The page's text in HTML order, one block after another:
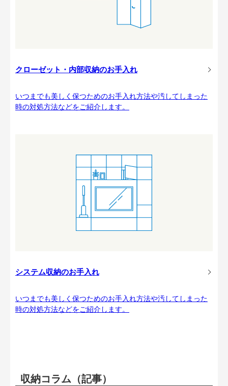
クローゼット・内部収納のお手入れ
いつまでも美しく保つためのお手入れ方法や汚してしまった
時の対処方法などをご紹介します。
システム収納のお手入れ
いつまでも美しく保つためのお手入れ方法や汚してしまった
時の対処方法などをご紹介します。
収納コラム（記事）